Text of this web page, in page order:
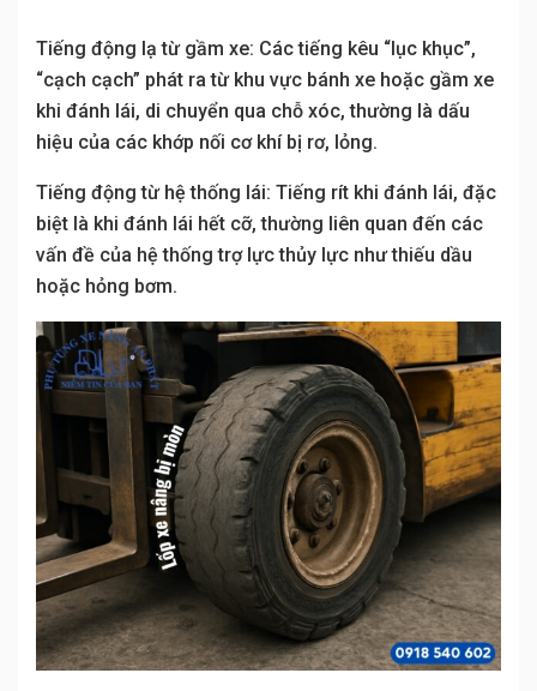
Tiếng động lạ từ gầm xe: Các tiếng kêu “lục khục”,
“cạch cạch” phát ra từ khu vực bánh xe hoặc gầm xe
khi đánh lái, di chuyển qua chỗ xóc, thường là dấu
hiệu của các khớp nối cơ khí bị rơ, lỏng.
Tiếng động từ hệ thống lái: Tiếng rít khi đánh lái, đặc
biệt là khi đánh lái hết cỡ, thường liên quan đến các
vấn đề của hệ thống trợ lực thủy lực như thiếu dầu
hoặc hỏng bơm.